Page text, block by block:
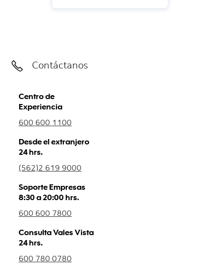
Contáctanos
Centro de
Experiencia
600 600 1100
Desde el extranjero
24 hrs.
(562)2 619 9000
Soporte Empresas
8:30 a 20:00 hrs.
600 600 7800
Consulta Vales Vista
24 hrs.
600 780 0780